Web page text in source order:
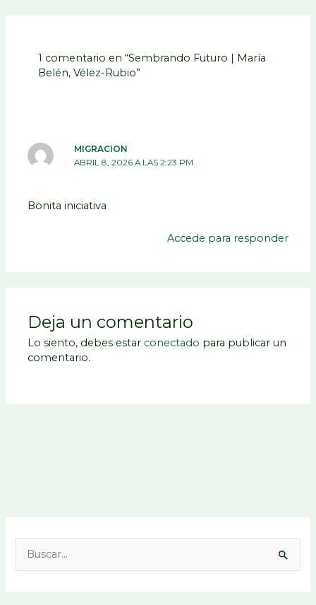
1 comentario en “Sembrando Futuro | María
Belén, Vélez-Rubio”
MIGRACION
ABRIL 8, 2026 A LAS 2:23 PM
Bonita iniciativa
Accede para responder
Deja un comentario
Lo siento, debes estar conectado para publicar un
comentario.